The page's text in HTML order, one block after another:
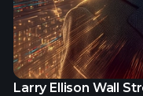
Larry Ellison Wall